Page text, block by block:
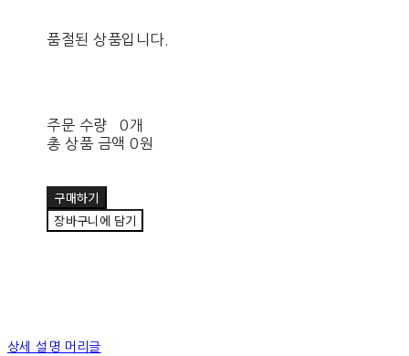
품절된 상품입니다.
주문 수량
0개
총 상품 금액 0원
구매하기
장바구니에 담기
상세 설명 머리글